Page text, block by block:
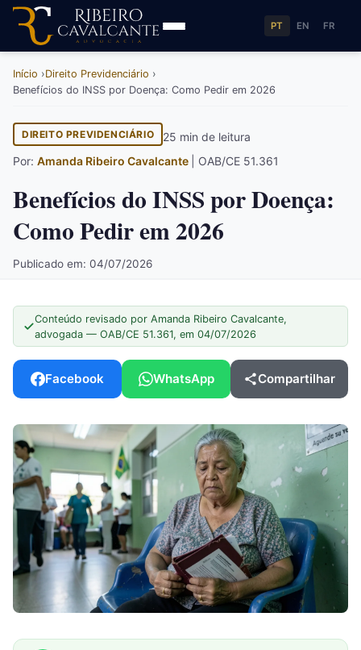
PT EN FR
Início
Direito Previdenciário
Benefícios do INSS por Doença: Como Pedir em 2026
DIREITO PREVIDENCIÁRIO
25 min de leitura
Por: Amanda Ribeiro Cavalcante | OAB/CE 51.361
Benefícios do INSS por Doença:
Como Pedir em 2026
Publicado em: 04/07/2026
Conteúdo revisado por Amanda Ribeiro Cavalcante,
advogada — OAB/CE 51.361, em 04/07/2026
Facebook WhatsApp Compartilhar